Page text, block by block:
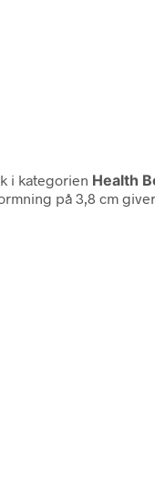
i kategorien Health
på 3,8 cm